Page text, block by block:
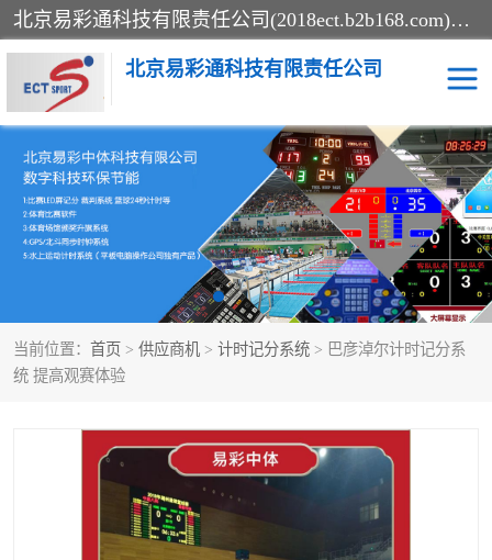
北京易彩通科技有限责任公司(2018ect.b2b168.com)主要提供陕西计时记分系统，全国统一热线：15611947915.北京易彩通科技有限责任公司有一支长期从事智能控制系统研发的高素质的队伍，具有嵌入式系统，视频系统、通信系统、网络系统，体育计时系统的知识和技能。强力打造体育比赛计时计分系统、智能升降旗系统、标准时钟系统、赛事编排及信息发布系统，为用户提供较新的，较廉价的，应用解决方案。
北京易彩通科技有限责任公司
当前位置： 首页 > 供应商机 > 计时记分系统 > 巴彦淖尔计时记分系
统 提高观赛体验
记分系统 游泳计时系统
智能颁奖旗系统 GPS同步时钟系统
计时计分及成绩处理系统 计时记分系统
体育场馆影像采集回放系 游泳馆水下摄影采集救生